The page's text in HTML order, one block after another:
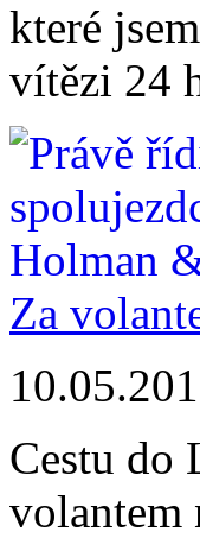
které
vítězi 24
Za
Cestu do
volantem